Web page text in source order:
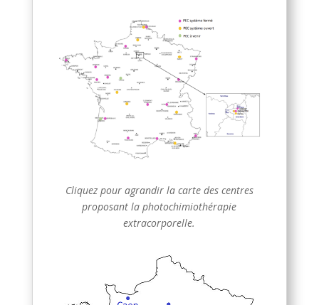
Cliquez pour agrandir la carte des centres
proposant la photochimiothérapie
extracorporelle.